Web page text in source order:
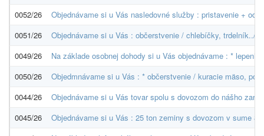
0052/26
Objednávame si u Vás nasledovné služby : pristavenie +
0051/26
Objednávame si u Vás : občerstvenie / chlebíčky, trdelník../
0049/26
Na základe osobnej dohody si u Vás objednávame : *
0050/26
Objedmnávame si u Vás : * občerstvenie / kuracie mäso,
0044/26
Objednávame si u Vás tovar spolu s dovozom do nášho
0045/26
Objednávame si u Vás : 25 ton zeminy s dovozom v sume